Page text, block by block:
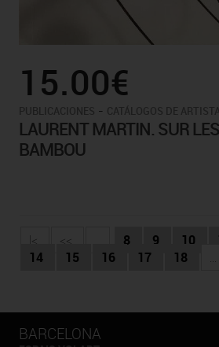
15.00€
-
LAURENT MARTIN. SUR
BAMBOU
|< << 8 9 10
14
15 16 17 18 ...
BARCELONA